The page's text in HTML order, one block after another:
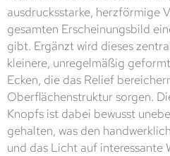
ausdrucksstarke, herzförmige
gesamten Erscheinungsbild
gibt. Ergänzt wird dieses
kleinere, unregelmäßig
Ecken, die das Relief
Oberflächenstruktur sorgen.
Knopfs ist dabei bewusst
gehalten, was den
und das Licht auf interessante